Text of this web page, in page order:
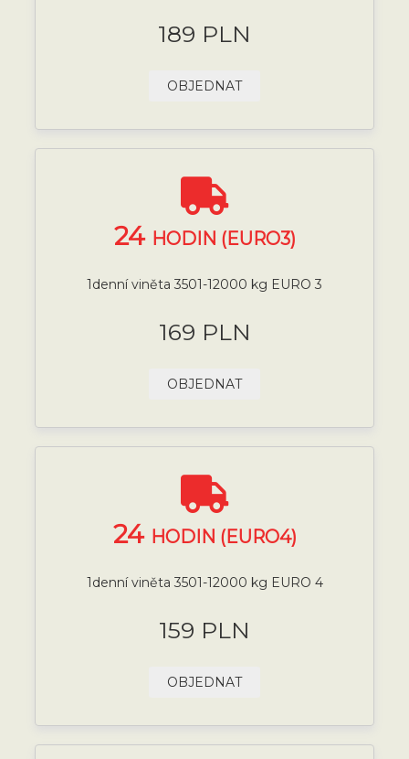
189 PLN
OBJEDNAT
24 HODIN (EURO3)
1denní viněta 3501-12000 kg EURO 3
169 PLN
OBJEDNAT
24 HODIN (EURO4)
1denní viněta 3501-12000 kg EURO 4
159 PLN
OBJEDNAT